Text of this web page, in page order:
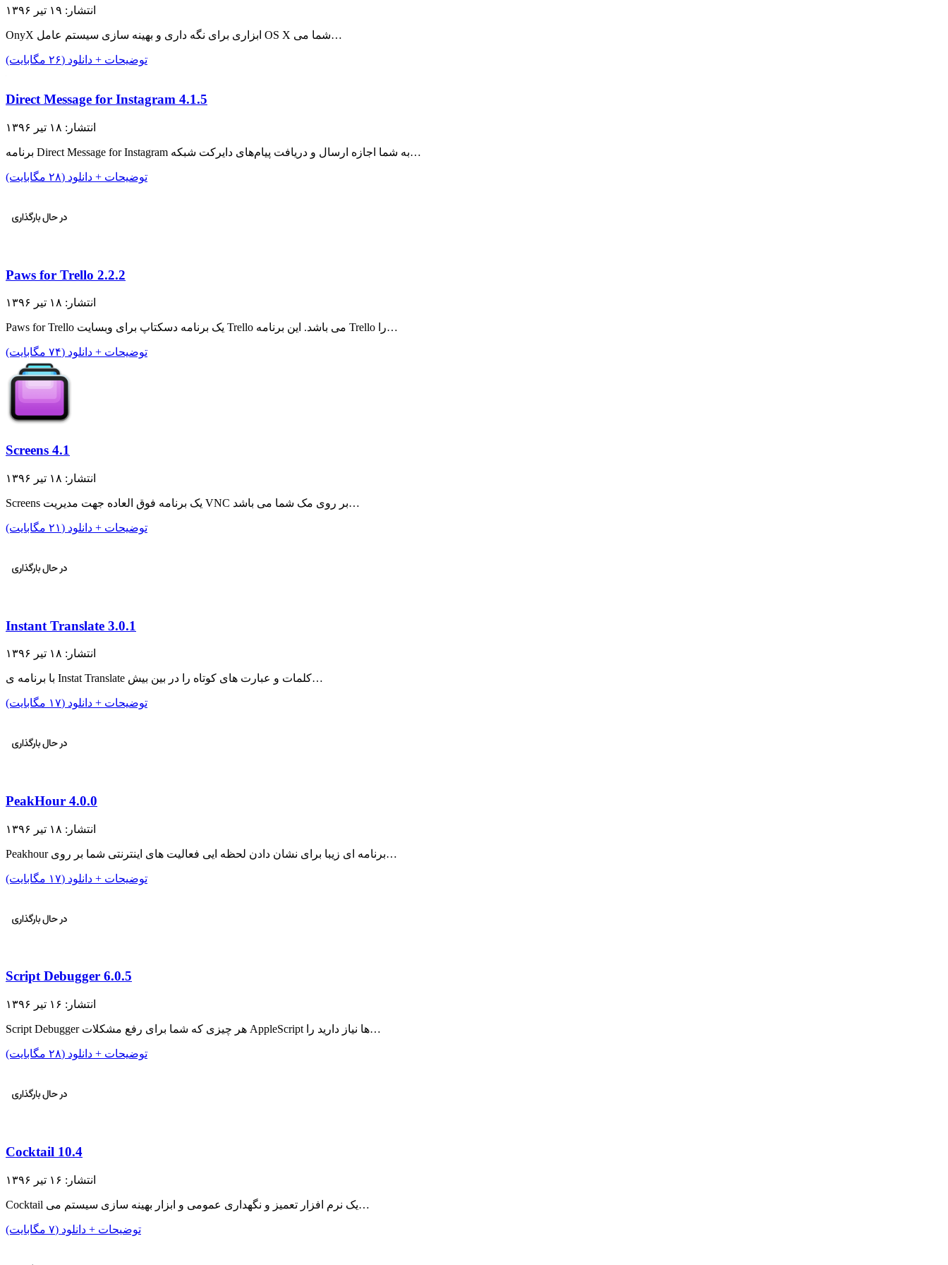
انتشار: ۱۹ تیر ۱۳۹۶
OnyX ابزاری برای نگه داری و بهینه سازی سیستم عامل OS X شما می…
توضیحات + دانلود (۲۶ مگابایت)
Direct Message for Instagram 4.1.5
انتشار: ۱۸ تیر ۱۳۹۶
برنامه Direct Message for Instagram به شما اجازه ارسال و دریافت پیام‌های دایرکت شبکه…
توضیحات + دانلود (۲۸ مگابایت)
Paws for Trello 2.2.2
انتشار: ۱۸ تیر ۱۳۹۶
Paws for Trello یک برنامه دسکتاپ برای وبسایت Trello می باشد. این برنامه Trello را…
توضیحات + دانلود (۷۴ مگابایت)
Screens 4.1
انتشار: ۱۸ تیر ۱۳۹۶
Screens یک برنامه فوق العاده جهت مدیریت VNC بر روی مک شما می باشد…
توضیحات + دانلود (۲۱ مگابایت)
Instant Translate 3.0.1
انتشار: ۱۸ تیر ۱۳۹۶
با برنامه ی Instat Translate کلمات و عبارت های کوتاه را در بین بیش…
توضیحات + دانلود (۱۷ مگابایت)
PeakHour 4.0.0
انتشار: ۱۸ تیر ۱۳۹۶
Peakhour برنامه ای زیبا برای نشان دادن لحظه ایی فعالیت های اینترنتی شما بر روی…
توضیحات + دانلود (۱۷ مگابایت)
Script Debugger 6.0.5
انتشار: ۱۶ تیر ۱۳۹۶
Script Debugger هر چیزی که شما برای رفع مشکلات AppleScript ها نیاز دارید را…
توضیحات + دانلود (۲۸ مگابایت)
Cocktail 10.4
انتشار: ۱۶ تیر ۱۳۹۶
Cocktail یک نرم افزار تعمیز و نگهداری عمومی و ابزار بهینه سازی سیستم می…
توضیحات + دانلود (۷ مگابایت)